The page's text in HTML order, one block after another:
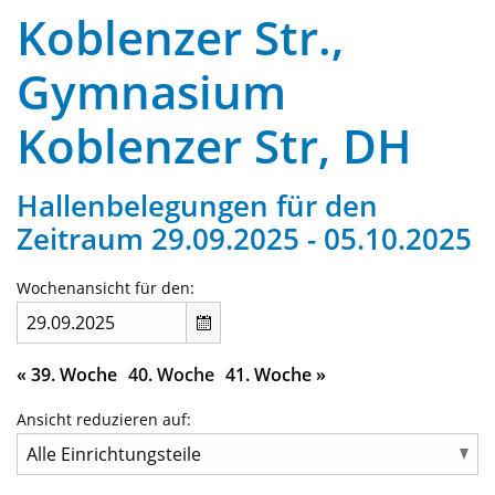
Koblenzer Str.,
Gymnasium
Koblenzer Str, DH
Hallenbelegungen für den
Zeitraum 29.09.2025 - 05.10.2025
Wochenansicht für den:
« 39. Woche 40. Woche 41. Woche»
Ansicht reduzieren auf: